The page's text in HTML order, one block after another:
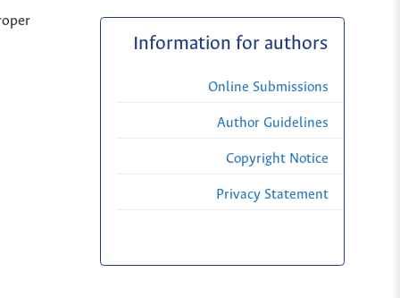
Information for authors
Online Submissions
Author Guidelines
Copyright Notice
Privacy Statement